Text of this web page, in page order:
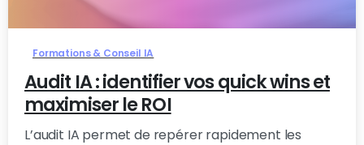
Formations & Conseil IA
Audit IA : identifier vos quick wins et
maximiser le ROI
L’audit IA permet de repérer rapidement les